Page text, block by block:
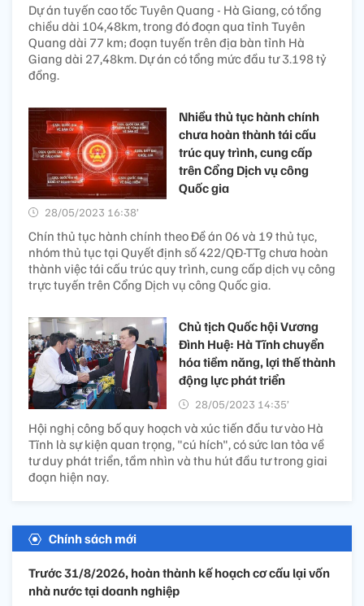
Dự án tuyến cao tốc Tuyên Quang - Hà Giang, có tổng
chiều dài 104,48km, trong đó đoạn qua tỉnh Tuyên
Quang dài 77 km; đoạn tuyến trên địa bàn tỉnh Hà
Giang dài 27,48km. Dự án có tổng mức đầu tư 3.198 tỷ
đồng.
Nhiều thủ tục hành chính
chưa hoàn thành tái cấu
trúc quy trình, cung cấp
trên Cổng Dịch vụ công
Quốc gia
28/05/2023 16:38’
Chín thủ tục hành chính theo Đề án 06 và 19 thủ tục,
nhóm thủ tục tại Quyết định số 422/QĐ-TTg chưa hoàn
thành việc tái cấu trúc quy trình, cung cấp dịch vụ công
trực tuyến trên Cổng Dịch vụ công Quốc gia.
Chủ tịch Quốc hội Vương
Đình Huệ: Hà Tĩnh chuyển
hóa tiềm năng, lợi thế thành
động lực phát triển
28/05/2023 14:35’
Hội nghị công bố quy hoạch và xúc tiến đầu tư vào Hà
Tĩnh là sự kiện quan trọng, "cú hích", có sức lan tỏa về
tư duy phát triển, tầm nhìn và thu hút đầu tư trong giai
đoạn hiện nay.
Chính sách mới
Trước 31/8/2026, hoàn thành kế hoạch cơ cấu lại vốn
nhà nước tại doanh nghiệp